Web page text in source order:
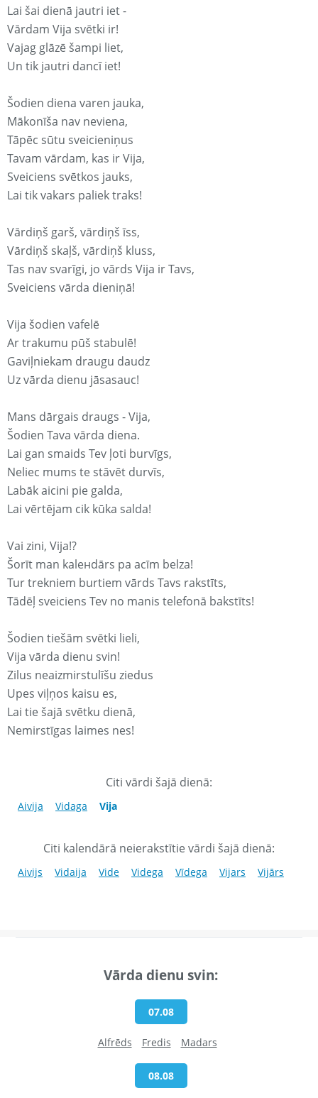
Lai šai dienā jautri iet -
Vārdam Vija svētki ir!
Vajag glāzē šampi liet,
Un tik jautri dancī iet!
Šodien diena varen jauka,
Mākonīša nav neviena,
Tāpēc sūtu sveicieniņus
Tavam vārdam, kas ir Vija,
Sveiciens svētkos jauks,
Lai tik vakars paliek traks!
Vārdiņš garš, vārdiņš īss,
Vārdiņš skaļš, vārdiņš kluss,
Tas nav svarīgi, jo vārds Vija ir Tavs,
Sveiciens vārda dieniņā!
Vija šodien vafelē
Ar trakumu pūš stabulē!
Gaviļniekam draugu daudz
Uz vārda dienu jāsasauc!
Mans dārgais draugs - Vija,
Šodien Tava vārda diena.
Lai gan smaids Tev ļoti burvīgs,
Neliec mums te stāvēt durvīs,
Labāk aicini pie galda,
Lai vērtējam cik kūka salda!
Vai zini, Vija!?
Šorīt man kaleнdārs pa acīm belza!
Tur trekniem burtiem vārds Tavs rakstīts,
Tādēļ sveiciens Tev no manis telefonā bakstīts!
Šodien tiešām svētki lieli,
Vija vārda dienu svin!
Zilus neaizmirstulīšu ziedus
Upes viļņos kaisu es,
Lai tie šajā svētku dienā,
Nemirstīgas laimes nes!
Citi vārdi šajā dienā:
Aivija Vidaga Vija
Citi kalendārā neierakstītie vārdi šajā dienā:
Aivijs Vidaija Vide Videga Vīdega Vijars Vijārs
Vārda dienu svin:
07.08
Alfrēds Fredis Madars
08.08